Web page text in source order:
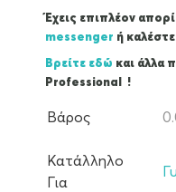
Έχεις επιπλέον
messenger ή
Βρείτε εδώ και άλλα
Professional !
Βάρος
Κατάλληλο
Για